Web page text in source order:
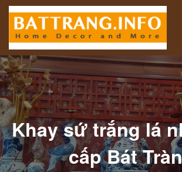
Khay sứ trắng lá
cấp Bát